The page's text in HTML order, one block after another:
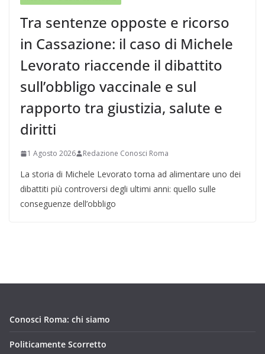
Tra sentenze opposte e ricorso
in Cassazione: il caso di Michele
Levorato riaccende il dibattito
sull’obbligo vaccinale e sul
rapporto tra giustizia, salute e
diritti
1 Agosto 2026 Redazione Conosci Roma
La storia di Michele Levorato torna ad alimentare uno dei
dibattiti più controversi degli ultimi anni: quello sulle
conseguenze dell’obbligo
Conosci Roma: chi siamo
Politicamente Scorretto